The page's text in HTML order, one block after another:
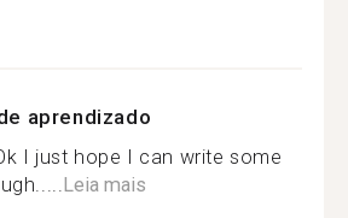
aprendizado
I just hope I can write some
Leia mais